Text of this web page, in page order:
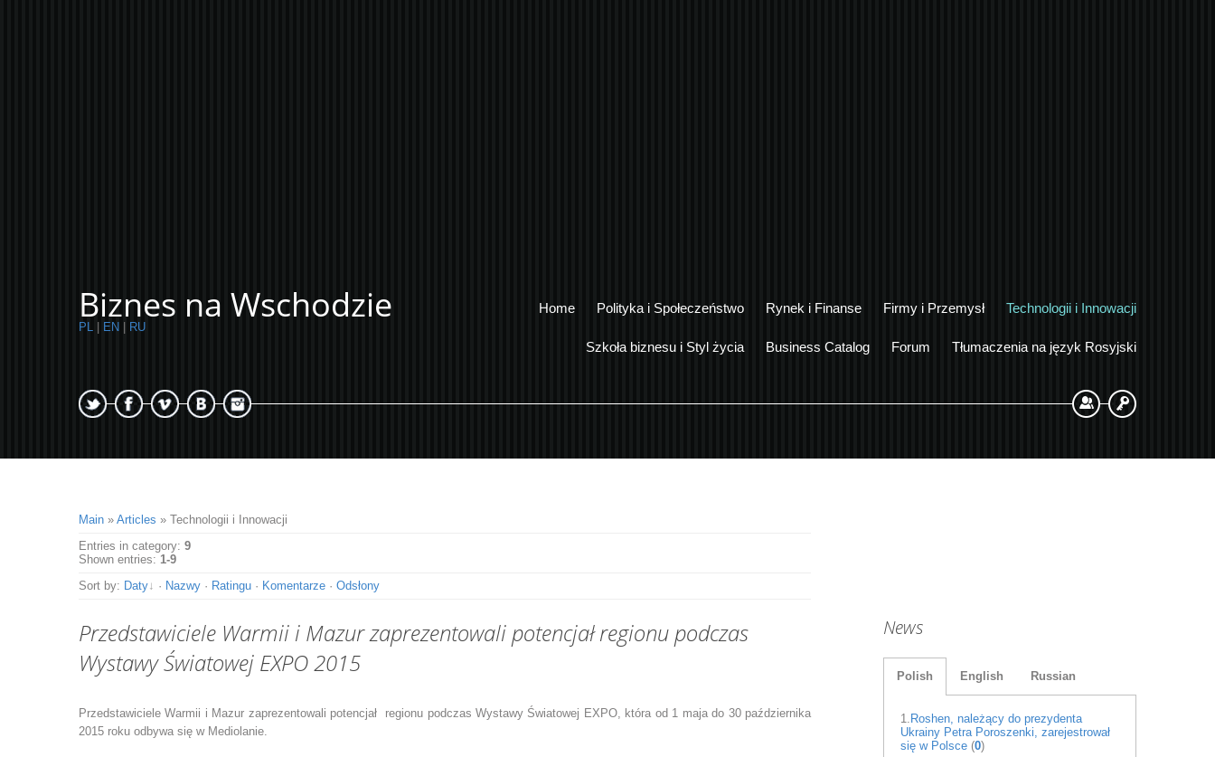
Biznes na Wschodzie
PL EN RU
Home Polityka i Społeczeństwo Rynek i Finanse Firmy i Przemysł Technologii i Innowacji
Szkoła biznesu i Styl życia Business Catalog Forum Tłumaczenia na język Rosyjski
Sign Up
Main » Articles » Technologii i Innowacji
Entries in category: 9
Shown entries: 1-9
Sort by: Daty · Nazwy · Ratingu · Komentarze · Odsłony
Przedstawiciele Warmii i Mazur zaprezentowali potencjał regionu podczas
Wystawy Światowej EXPO 2015
Przedstawiciele Warmii i Mazur zaprezentowali potencjał regionu podczas Wystawy Światowej EXPO, która od 1 maja do 30 października
2015 roku odbywa się w Mediolanie.
News
Polish English Russian
1. Roshen, należący do prezydenta
Ukrainy Petra Poroszenki, zarejestrował
się w Polsce (0)